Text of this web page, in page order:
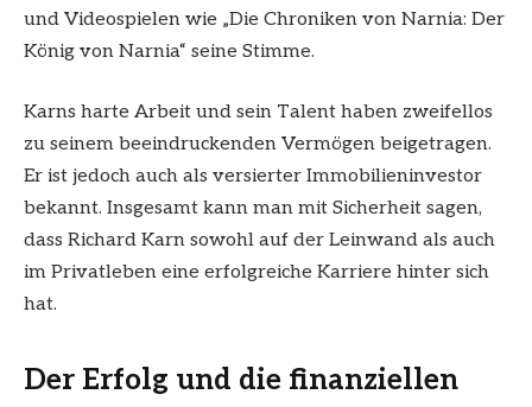
und Videospielen wie „Die Chroniken von Narnia: Der
König von Narnia“ seine Stimme.
Karns harte Arbeit und sein Talent haben zweifellos
zu seinem beeindruckenden Vermögen beigetragen.
Er ist jedoch auch als versierter Immobilieninvestor
bekannt. Insgesamt kann man mit Sicherheit sagen,
dass Richard Karn sowohl auf der Leinwand als auch
im Privatleben eine erfolgreiche Karriere hinter sich
hat.
Der Erfolg und die finanziellen